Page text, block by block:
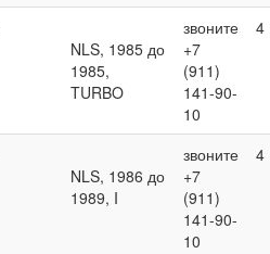
NLS, 1985 до
1985,
TURBO
звоните
+7
(911)
141-90-
10
4
NLS, 1986 до
1989, I
звоните
+7
(911)
141-90-
10
4